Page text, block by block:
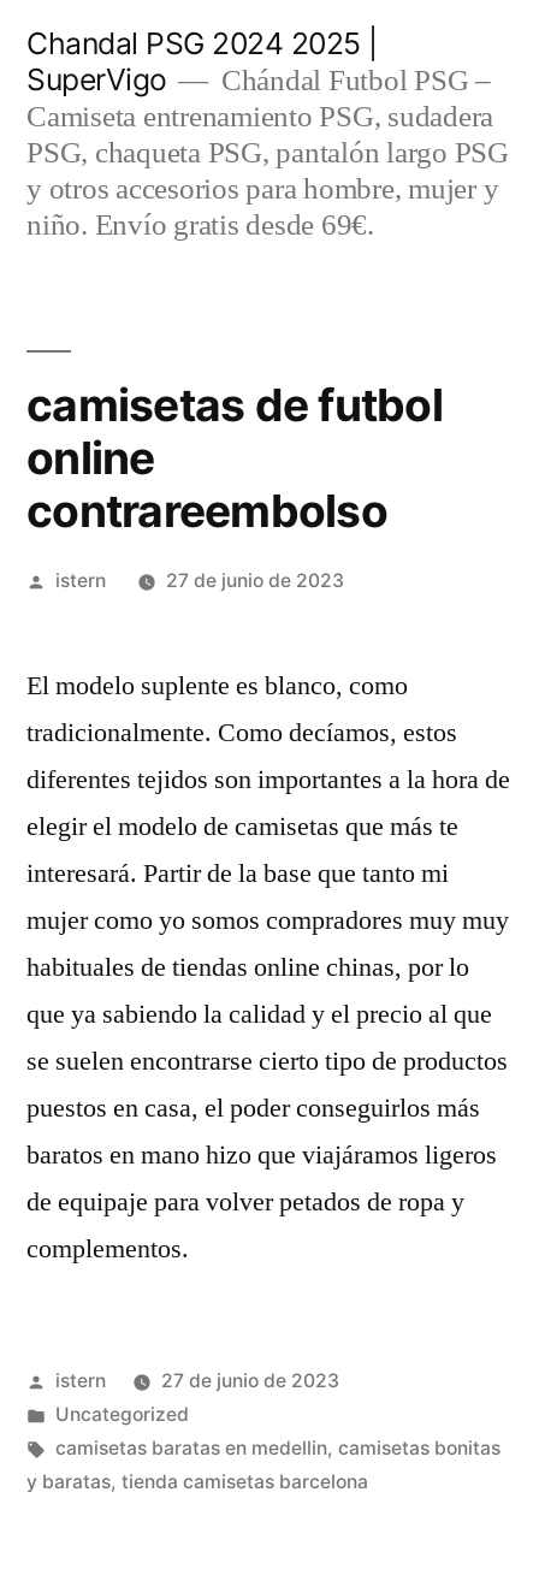
contenido
Chandal PSG 2024 2025 |
SuperVigo
Chándal Futbol PSG –
Camiseta entrenamiento PSG, sudadera
PSG, chaqueta PSG, pantalón largo PSG
y otros accesorios para hombre, mujer y
niño. Envío gratis desde 69€.
camisetas de futbol
online
contrareembolso
Publicado
istern 27 de junio de 2023
El modelo suplente es blanco, como
tradicionalmente. Como decíamos, estos
diferentes tejidos son importantes a la hora de
elegir el modelo de camisetas que más te
interesará. Partir de la base que tanto mi
mujer como yo somos compradores muy muy
habituales de tiendas online chinas, por lo
que ya sabiendo la calidad y el precio al que
se suelen encontrarse cierto tipo de productos
puestos en casa, el poder conseguirlos más
baratos en mano hizo que viajáramos ligeros
de equipaje para volver petados de ropa y
complementos.
Publicado
por
istern
27 de junio de 2023
Publicado
en
Uncategorized
Etiquetas:
camisetas baratas en medellin, camisetas bonitas
y baratas, tienda camisetas barcelona